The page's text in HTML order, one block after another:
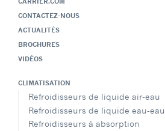
CONTACTEZ-NOUS
ACTUALITÉS
BROCHURES
VIDÉOS
CLIMATISATION
Refroidisseurs de liquide air-eau
Refroidisseurs de liquide eau-eau
Refroidisseurs à absorption